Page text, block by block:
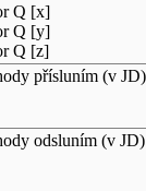
Q [x]
Q [y]
Q [z]
přísluním (v JD)
odsluním (v JD)